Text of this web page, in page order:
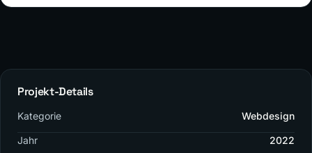
Projekt-Details
Kategorie Webdesign
Jahr 2022